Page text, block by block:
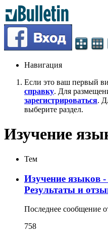
Навигация
Если это ваш первый
справку. Для
зарегистрироваться.
выберите раздел.
Изучение
Тем
Изучение языков -
Результаты и
Последнее сообщение
758